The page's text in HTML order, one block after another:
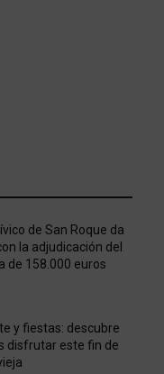
de San Roque da
la adjudicación del
de 158.000 euros
y fiestas: descubre
disfrutar este fin de